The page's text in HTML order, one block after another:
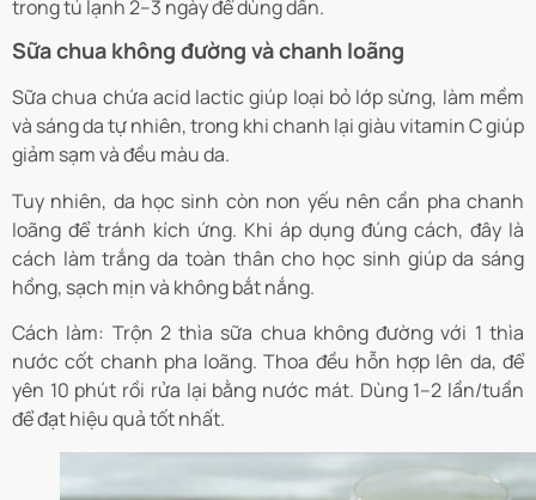
trong tủ lạnh 2–3 ngày để dùng dần.
Sữa chua không đường và chanh loãng
Sữa chua chứa acid lactic giúp loại bỏ lớp sừng, làm mềm
và sáng da tự nhiên, trong khi chanh lại giàu vitamin C giúp
giảm sạm và đều màu da.
Tuy nhiên, da học sinh còn non yếu nên cần pha chanh
loãng để tránh kích ứng. Khi áp dụng đúng cách, đây là
cách làm trắng da toàn thân cho học sinh giúp da sáng
hồng, sạch mịn và không bắt nắng.
Cách làm: Trộn 2 thìa sữa chua không đường với 1 thìa
nước cốt chanh pha loãng. Thoa đều hỗn hợp lên da, để
yên 10 phút rồi rửa lại bằng nước mát. Dùng 1–2 lần/tuần
để đạt hiệu quả tốt nhất.